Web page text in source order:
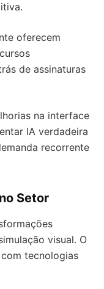
oferecem
de assinaturas
na interface
IA verdadeira
recorrente
Setor
visual. O
tecnologias